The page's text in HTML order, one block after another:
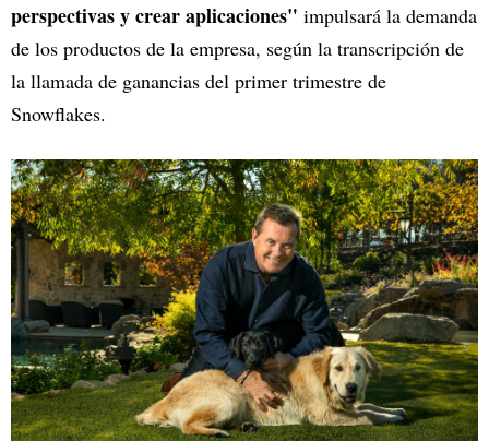
perspectivas y crear aplicaciones" impulsará la demanda
de los productos de la empresa, según la transcripción de
la llamada de ganancias del primer trimestre de
Snowflakes.